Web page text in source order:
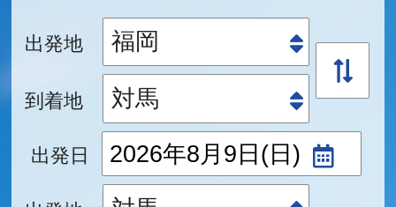
出発地
到着地
出発日